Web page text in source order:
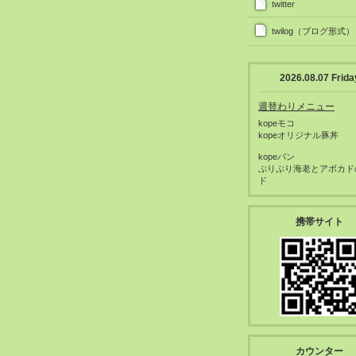
twitter
twilog（ブログ形式）
2026.08.07
週替わりメニュー
kopeモコ
kopeオリジナル豚丼
kopeパン
ぷりぷり海老とアボカド
ド
携帯サイト
カウンター